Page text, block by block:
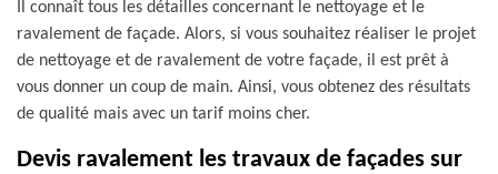
Il connaît tous les détailles concernant le nettoyage et le
ravalement de façade. Alors, si vous souhaitez réaliser le projet
de nettoyage et de ravalement de votre façade, il est prêt à
vous donner un coup de main. Ainsi, vous obtenez des résultats
de qualité mais avec un tarif moins cher.
Devis ravalement les travaux de façades sur